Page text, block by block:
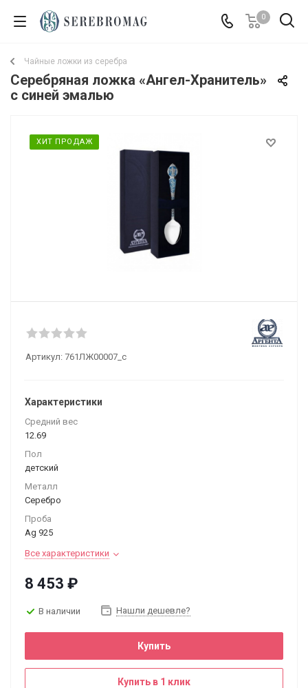
0
Чайные ложки из серебра
Серебряная ложка «Ангел-Хранитель»
с синей эмалью
ХИТ ПРОДАЖ
Артикул: 761ЛЖ00007_с
Характеристики
Средний вес
12.69
Пол
детский
Металл
Серебро
Проба
Ag 925
Все характеристики
8 453 ₽
В наличии Нашли дешевле?
Купить
Купить в 1 клик